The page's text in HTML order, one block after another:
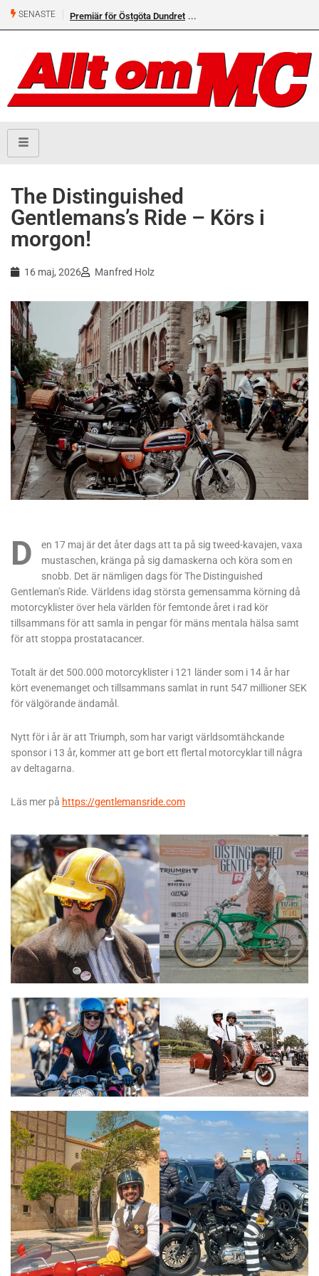
SENASTE
Östgöta Dundret
Helsvarta Deadwood – Ny
The Distinguished
Gentlemans’s Ride – Körs i
morgon!
16 maj, 2026 Manfred Holz
D
en 17 maj är det åter dags att ta på sig tweed-kavajen, vaxa
mustaschen, kränga på sig damaskerna och köra som en
snobb. Det är nämligen dags för The Distinguished
Gentleman’s Ride. Världens idag största gemensamma körning då
motorcyklister över hela världen för femtonde året i rad kör
tillsammans för att samla in pengar för mäns mentala hälsa samt
för att stoppa prostatacancer.
Totalt är det 500.000 motorcyklister i 121 länder som i 14 år har
kört evenemanget och tillsammans samlat in runt 547 millioner SEK
för välgörande ändamål.
Nytt för i år är att Triumph, som har varigt världsomtähckande
sponsor i 13 år, kommer att ge bort ett flertal motorcyklar till några
av deltagarna.
Läs mer på https://gentlemansride.com